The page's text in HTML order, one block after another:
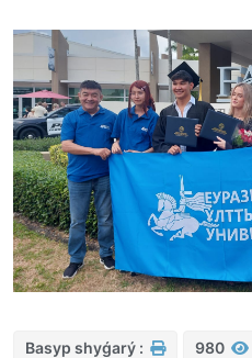
Basyp shyǵarý : 980